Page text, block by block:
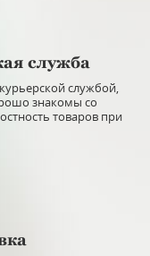
служба
службой,
знакомы со
товаров при